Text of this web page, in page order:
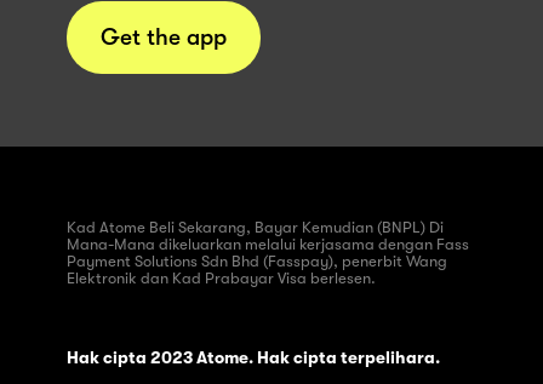
Get the app
Kad Atome Beli Sekarang, Bayar Kemudian (BNPL) Di
Mana-Mana dikeluarkan melalui kerjasama dengan Fass
Payment Solutions Sdn Bhd (Fasspay), penerbit Wang
Elektronik dan Kad Prabayar Visa berlesen.
Hak cipta 2023 Atome. Hak cipta terpelihara.